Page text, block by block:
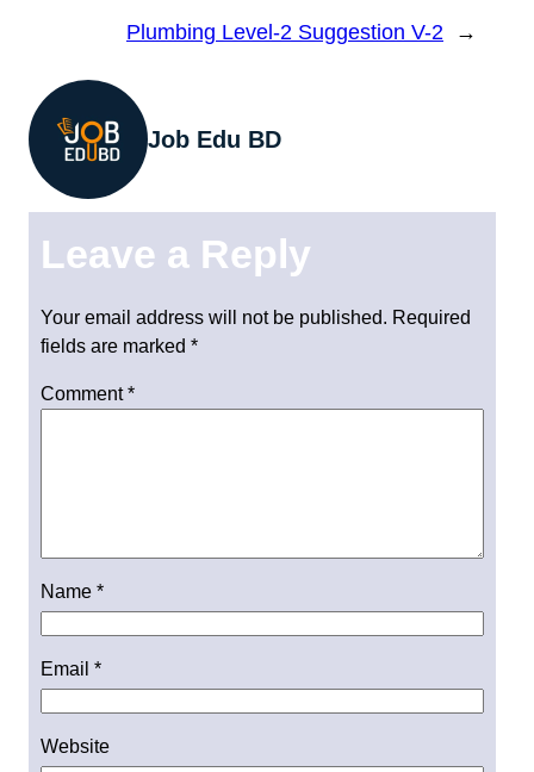
Plumbing Level-2 Suggestion V-2 →
Job Edu BD
Leave a Reply
Your email address will not be published. Required
fields are marked *
Comment*
Name *
Email *
Website